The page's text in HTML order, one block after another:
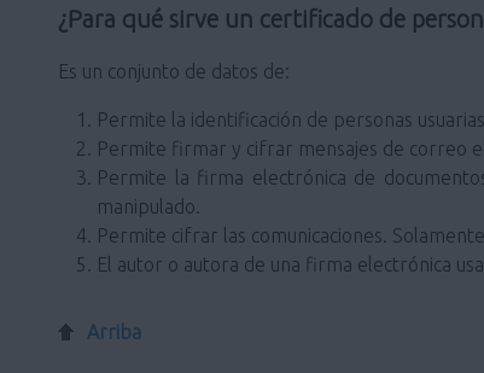
¿Para qué sirve un certificado de
Es un conjunto de datos de:
Permite la identificación de personas
Permite firmar y cifrar mensajes de correo
Permite la firma electrónica de
manipulado.
Permite cifrar las comunicaciones.
El autor o autora de una firma electrónica
Arriba